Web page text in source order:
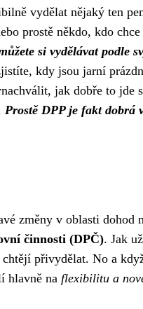
vydělat nějaký ten
prostě někdo, kdo
si vydělávat podle
kdy jsou jarní
jak dobře to jde
Prostě DPP je fakt dobrá
změny v oblasti
činnosti (DPČ). Jak
přivydělat. No a
hlavně na flexibilitu a